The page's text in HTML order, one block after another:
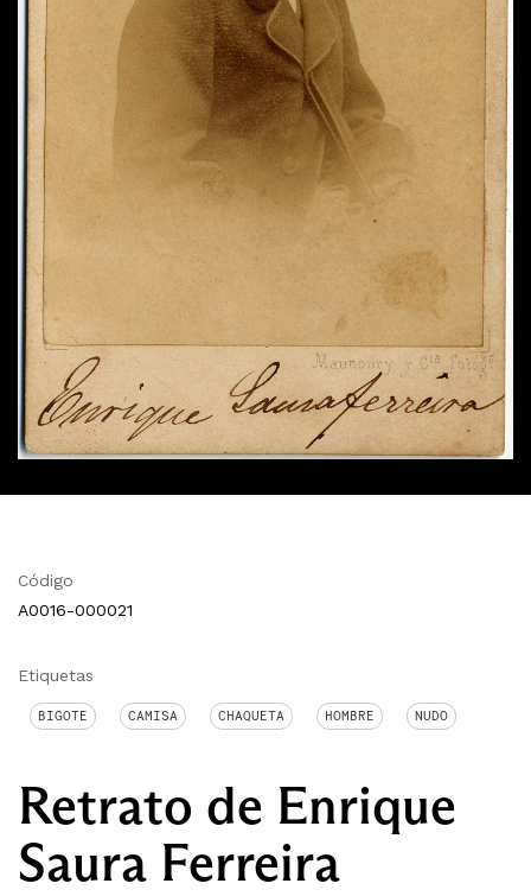
Código
A0016-000021
Etiquetas
BIGOTE CAMISA CHAQUETA HOMBRE NUDO
Retrato de Enrique
Saura Ferreira